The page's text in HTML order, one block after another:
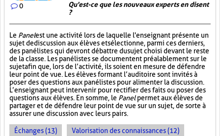
0
Qu'est-ce que les nouveaux experts en disent
?
Le Panelest une activité lors de laquelle l'enseignant présente un
sujet de discussion aux élèves et sélectionne, parmi ces derniers,
des panélistes qui devront débattre du sujet choisi devant le reste
de la classe. Les panélistes se documentent préalablement sur le
sujet afin que, lors de l’activité, ils soient en mesure de défendre
leur point de vue. Les élèves formant l’auditoire sont invités à
poser des questions aux panélistes pour alimenter la discussion.
L’enseignant peut intervenir pour rectifier des faits ou poser des
questions aux élèves. En somme, le Panelpermet aux élèves de
partager et de défendre leur point de vue sur un sujet, de sorte à
assurer une discussion avec leurs pairs.
Échanges (13) Valorisation des connaissances (12)